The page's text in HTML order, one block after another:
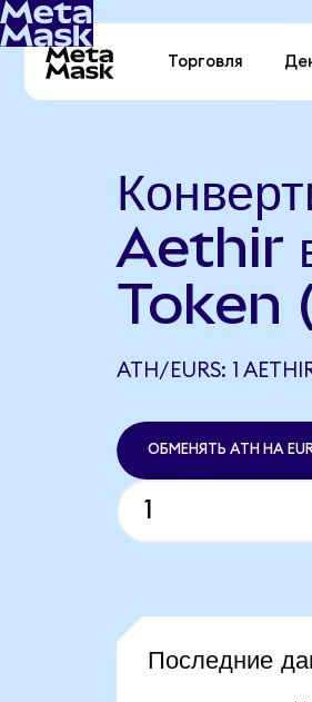
Торговля
Aethir
Token
ATH/EURS: 1
ОБМЕНЯТЬ ATH НА
Последние